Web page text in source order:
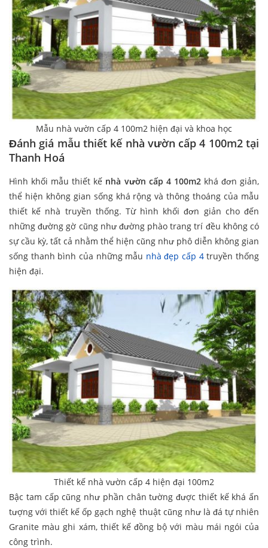
Mẫu nhà vườn cấp 4 100m2 hiện đại và khoa học
Đánh giá mẫu thiết kế nhà vườn cấp 4 100m2 tại
Thanh Hoá
Hình khối mẫu thiết kế nhà vườn cấp 4 100m2khá đơn giản,
thể hiện không gian sống khá rộng và thông thoáng của mẫu
thiết kế nhà truyền thống. Từ hình khối đơn giản cho đến
những đường gờ cũng như đường phào trang trí đều không có
sự cầu kỳ, tất cả nhằm thể hiện cũng như phô diễn không gian
sống thanh bình của những mẫu nhà đẹp cấp 4truyền thống
hiện đại.
Thiết kế nhà vườn cấp 4 hiện đại 100m2
Bậc tam cấp cũng như phần chân tường được thiết kế khá ấn
tượng với thiết kế ốp gạch nghệ thuật cũng như là đá tự nhiên
Granite màu ghi xám, thiết kế đồng bộ với màu mái ngói của
công trình.